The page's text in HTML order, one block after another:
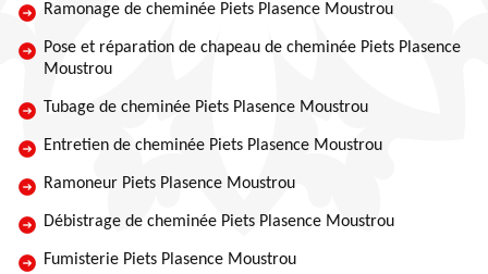
Ramonage de cheminée Piets Plasence Moustrou
Pose et réparation de chapeau de cheminée Piets Plasence
Moustrou
Tubage de cheminée Piets Plasence Moustrou
Entretien de cheminée Piets Plasence Moustrou
Ramoneur Piets Plasence Moustrou
Débistrage de cheminée Piets Plasence Moustrou
Fumisterie Piets Plasence Moustrou